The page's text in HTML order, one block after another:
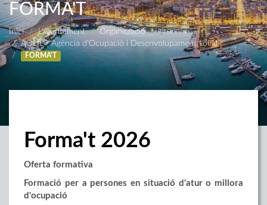
FORMA'T
Inici L'Ajuntament
Organització
AODL - Agència d'Ocupació i Desenvolupament Local
FORMA'T
Forma't 2026
Oferta formativa
Formació per a persones en situació d'atur o millora
d'ocupació